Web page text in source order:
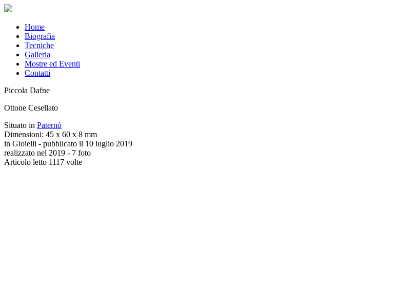
Home
Biografia
Tecniche
Galleria
Mostre ed Eventi
Contatti
Piccola Dafne
Ottone Cesellato
Situato in Paternò
Dimensioni: 45 x 60 x 8 mm
in Gioielli - pubblicato il 10 luglio 2019
realizzato nel 2019 - 7 foto
Articolo letto 1117 volte